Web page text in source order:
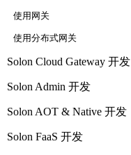
使用网关
使用分布式网关
Solon Cloud Gateway 开发
Solon Admin 开发
Solon AOT & Native 开发
Solon FaaS 开发